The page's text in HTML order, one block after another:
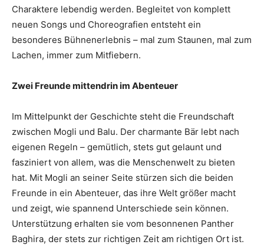
Charaktere lebendig werden. Begleitet von komplett
neuen Songs und Choreografien entsteht ein
besonderes Bühnenerlebnis – mal zum Staunen, mal zum
Lachen, immer zum Mitfiebern.
Zwei Freunde mittendrin im Abenteuer
Im Mittelpunkt der Geschichte steht die Freundschaft
zwischen Mogli und Balu. Der charmante Bär lebt nach
eigenen Regeln – gemütlich, stets gut gelaunt und
fasziniert von allem, was die Menschenwelt zu bieten
hat. Mit Mogli an seiner Seite stürzen sich die beiden
Freunde in ein Abenteuer, das ihre Welt größer macht
und zeigt, wie spannend Unterschiede sein können.
Unterstützung erhalten sie vom besonnenen Panther
Baghira, der stets zur richtigen Zeit am richtigen Ort ist.